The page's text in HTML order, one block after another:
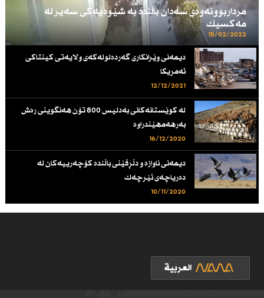
مرداربوونەوەی سەدان باڵندە بە شێوەیەكی سەیر لە
مەكسیك
15/02/2022
دیمەنی وێرانكاری گەردەلولەكەی ولایەتی كینتاكی
ئەمریكا
12/12/2021
لە کوێستانەکانی بەدلیس 800 تۆن هەنگوینی رەش
بەرهەمهێندراوە
16/12/2020
دیمه‌نی ناوازه‌ و دڵڕفێنی باڵنده‌ كۆچه‌رییه‌كان له‌
ده‌ریاچه‌ی ئێرچه‌ك
10/11/2020